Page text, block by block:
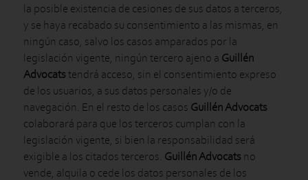
la posible existencia de cesiones de sus datos a terceros,
y se haya recabado su consentimiento a las mismas, en
ningún caso, salvo los casos amparados por la
legislación vigente, ningún tercero ajeno a Guillén
Advocatstendrá acceso, sin el consentimiento expreso
de los usuarios, a sus datos personales y/o de
navegación. En el resto de los casos Guillén Advocats
colaborará para que los terceros cumplan con la
legislación vigente, si bien la responsabilidad será
exigible a los citados terceros. Guillén Advocats no
vende, alquila o cede los datos personales de los